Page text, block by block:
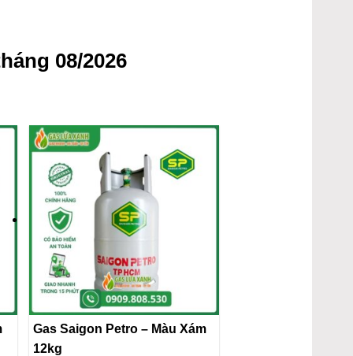
08/2026
Gas Saigon Petro – Màu Xám
12kg